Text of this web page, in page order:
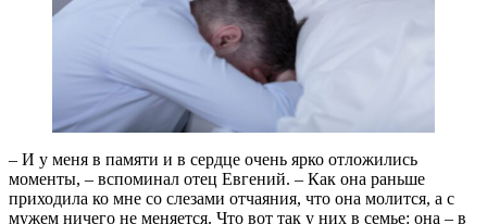
– И у меня в памяти и в сердце очень ярко отложились
моменты, – вспоминал отец Евгений. – Как она раньше
приходила ко мне со слезами отчаяния, что она молится, а с
мужем ничего не меняется. Что вот так у них в семье: она – в